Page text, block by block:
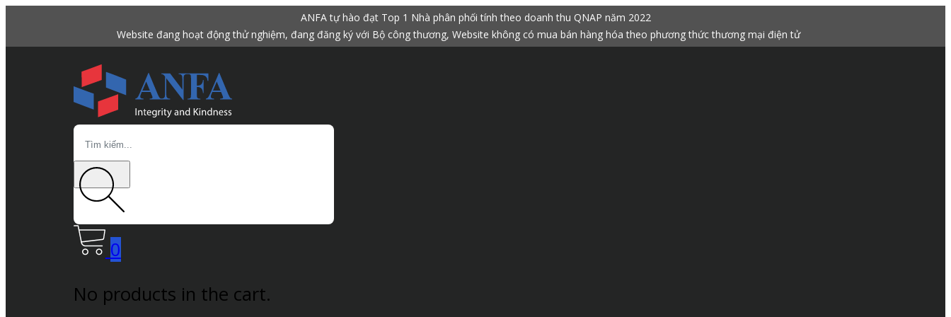
ANFA tự hào đạt Top 1 Nhà phân phối tính theo doanh thu QNAP năm 2022
Website đang hoạt động thử nghiệm, đang đăng ký với Bộ công thương, Website không có mua bán hàng hóa theo phương thức thương mại điện tử
Search
0
No products in the cart.